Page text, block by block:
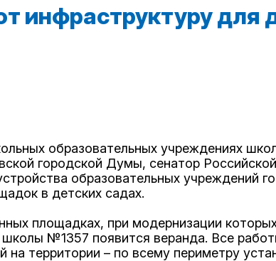
инфраструктуру для
образовательных учреждениях
городской Думы, сенатор
образовательных учреждений
в детских садах.
площадках, при модернизации
№1357 появится веранда. Все
территории – по всему периметру